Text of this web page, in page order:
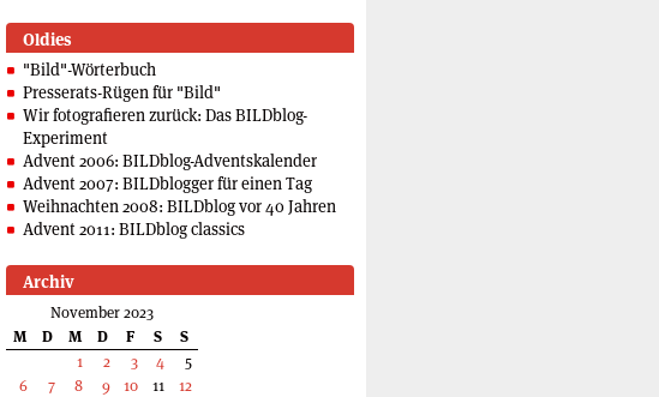
Oldies
"Bild"-Wörterbuch
Presserats-Rügen für "Bild"
Wir fotografieren zurück: Das BILDblog-
Experiment
Advent 2006: BILDblog-Adventskalender
Advent 2007: BILDblogger für einen Tag
Weihnachten 2008: BILDblog vor 40 Jahren
Advent 2011: BILDblog classics
Archiv
November 2023
M
D M D F S
S
1
2 3 4
5
6
7 8 9 10 11
12